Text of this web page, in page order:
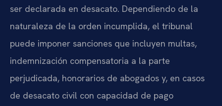
ser declarada en desacato. Dependiendo de la
naturaleza de la orden incumplida, el tribunal
puede imponer sanciones que incluyen multas,
indemnización compensatoria a la parte
perjudicada, honorarios de abogados y, en casos
de desacato civil con capacidad de pago